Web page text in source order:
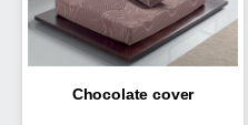
Chocolate cover